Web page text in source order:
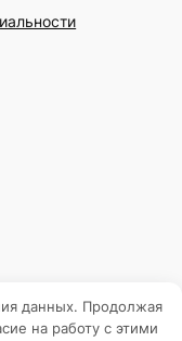
данных. Продолжая
на работу с этими